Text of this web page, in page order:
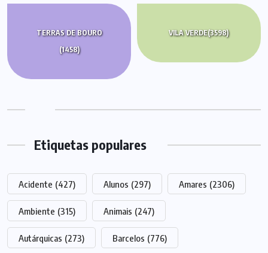
TERRAS DE BOURO
(1458)
VILA VERDE(3598)
Etiquetas populares
Acidente (427) Alunos (297) Amares (2306)
Ambiente (315) Animais (247)
Autárquicas (273) Barcelos (776)